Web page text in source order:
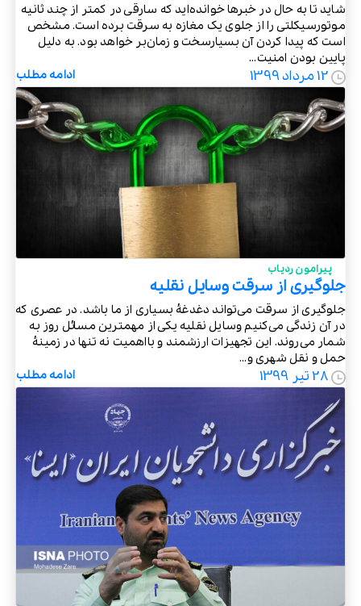
شاید تا به حال در خبرها خوانده‌اید که سارقی در کمتر از چند ثانیه
موتورسیکلتی را از جلوی یک مغازه به سرقت برده است. مشخص
است که پیدا کردن آن بسیارسخت و زمان‌بر خواهد بود. به دلیل
پایین بودن امنیت...
12 مرداد 1399 ادامه مطلب
پیرامون ردیاب
جلوگیری از سرقت وسایل نقلیه
جلوگیری از سرقت می‌تواند دغدغۀ بسیاری از ما باشد. در عصری که
در آن زندگی می‌کنیم وسایل نقلیه یکی از مهمترین مسائل روز به
شمار می‌روند. این تجهیزات ارزشمند و بااهمیت نه تنها در زمینۀ
حمل و نقل شهری و...
28 تیر 1399 ادامه مطلب